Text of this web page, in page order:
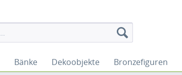
Bänke Dekoobjekte Bronzefiguren